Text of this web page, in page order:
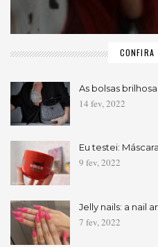
CONFIRA
As bolsas
14 fev, 2022
Eu testei:
9 fev, 2022
Jelly nails: a nail
7 fev, 2022